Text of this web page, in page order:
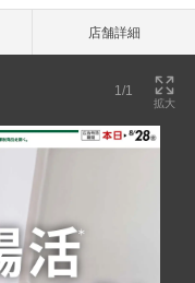
店舗詳細
1/1
拡大